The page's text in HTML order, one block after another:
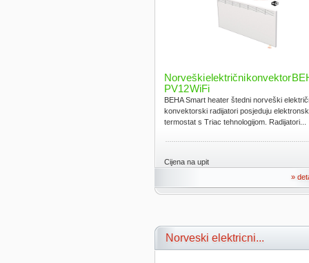
Norveški električni konvektor
PV12 WiFi
BEHA Smart heater štedni norveški
konvektorski radijatori posjeduju
termostat s Triac tehnologijom. Radijatori...
Cijena na upit
»
Norveski elektricni...